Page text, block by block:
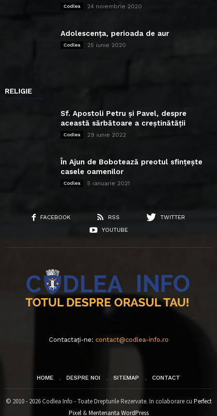
Codlea 24 noiembrie 2020
Adolescența, perioada de aur
Codlea 25 iunie 2020
RELIGIE
Sf. Apostoli Petru și Pavel, despre
această sărbătoare a creștinătății
Codlea 29 iunie 2022
În Ajun de Bobotează preotul sfințește
casele oamenilor
Codlea 5 ianuarie 2021
FACEBOOK RSS
TWITTER
YOUTUBE
Contactați-ne: contact@codlea-info.ro
HOME DESPRE NOI SITEMAP CONTACT
© 2010 - 2026 Codlea Info - Toate Drepturile Rezervate. In colaborare cu Perfect
Pixel&Mentenanta WordPress